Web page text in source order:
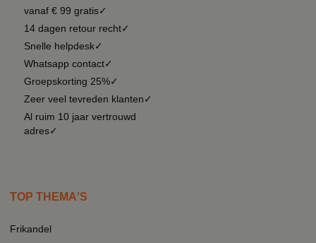
vanaf € 99 gratis✓
14 dagen retour recht✓
Snelle helpdesk✓
Whatsapp contact✓
Groepskorting 25%✓
Zeer veel tevreden klanten✓
Al ruim 10 jaar vertrouwd
adres✓
TOP THEMA'S
Frikandel